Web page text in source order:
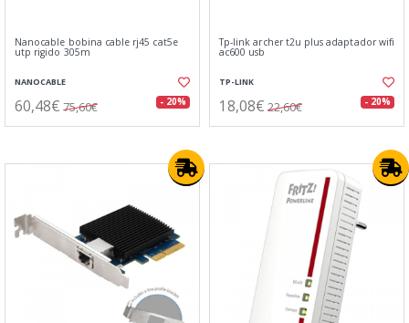
Nanocable bobina cable rj45 cat5e
utp rigido 305m
NANOCABLE
60,48€ 75,60€ - 20%
Tp-link archer t2u plus adaptador wifi
ac600 usb
TP-LINK
18,08€ 22,60€ - 20%